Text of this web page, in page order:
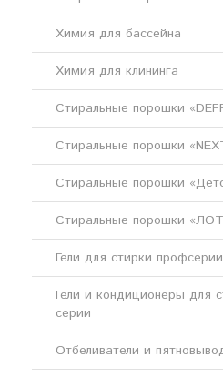
Химия для бассейна
Химия для клининга
Стиральные порошки
Стиральные порошки
Стиральные порошки
Стиральные порошки
Гели для стирки профсерии
Гели и кондиционеры для
серии
Отбеливатели и